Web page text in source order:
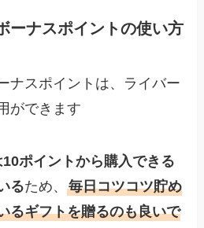
ーナスポイントの使い方
ナスポイントは、ライバー
ができます
ポイントから購入できる
るため、毎日コツコツ貯め
るギフトを贈るのも良いで